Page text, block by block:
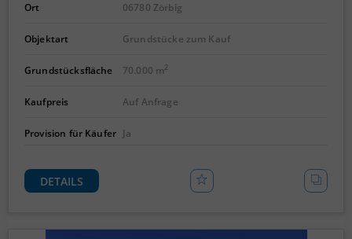
Ort 06780 Zörbig
Objektart Grundstücke zum Kauf
Grundstücksfläche 70.000 m2
Kaufpreis Auf Anfrage
Provision für Käufer Ja
DETAILS